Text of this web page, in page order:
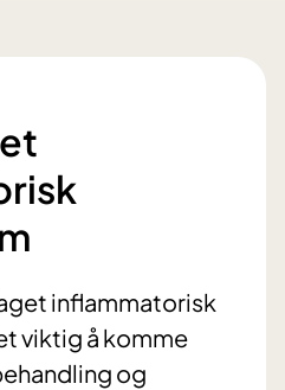
inflammatorisk
viktig å komme
og